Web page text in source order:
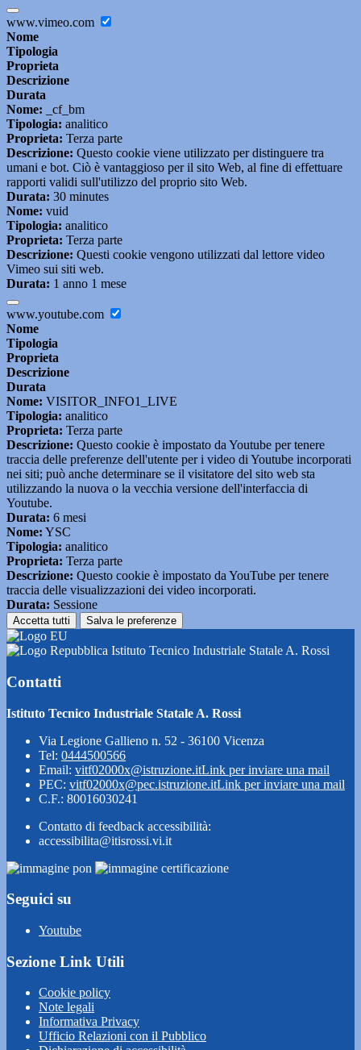
www.vimeo.com
Nome
Tipologia
Proprieta
Descrizione
Durata
Nome: _cf_bm
Tipologia: analitico
Proprieta: Terza parte
Descrizione: Questo cookie viene utilizzato per distinguere tra
umani e bot. Ciò è vantaggioso per il sito Web, al fine di effettuare
rapporti validi sull'utilizzo del proprio sito Web.
Durata: 30 minutes
Nome: vuid
Tipologia: analitico
Proprieta: Terza parte
Descrizione: Questi cookie vengono utilizzati dal lettore video
Vimeo sui siti web.
Durata: 1 anno 1 mese
www.youtube.com
Nome
Tipologia
Proprieta
Descrizione
Durata
Nome: VISITOR_INFO1_LIVE
Tipologia: analitico
Proprieta: Terza parte
Descrizione: Questo cookie è impostato da Youtube per tenere
traccia delle preferenze dell'utente per i video di Youtube incorporati
nei siti; può anche determinare se il visitatore del sito web sta
utilizzando la nuova o la vecchia versione dell'interfaccia di
Youtube.
Durata: 6 mesi
Nome: YSC
Tipologia: analitico
Proprieta: Terza parte
Descrizione: Questo cookie è impostato da YouTube per tenere
traccia delle visualizzazioni dei video incorporati.
Durata: Sessione
Accetta tutti Salva le preferenze
Istituto Tecnico Industriale Statale A. Rossi
Contatti
Istituto Tecnico Industriale Statale A. Rossi
Via Legione Gallieno n. 52 - 36100 Vicenza
Tel: 0444500566
Email: vitf02000x@istruzione.itLink per inviare una mail
PEC: vitf02000x@pec.istruzione.itLink per inviare una mail
C.F.: 80016030241
Contatto di feedback accessibilità:
accessibilita@itisrossi.vi.it
Seguici su
Youtube
Sezione Link Utili
Cookie policy
Note legali
Informativa Privacy
Ufficio Relazioni con il Pubblico